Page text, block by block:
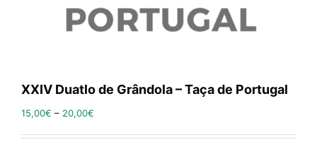
XXIV Duatlo de Grândola – Taça de Portugal
15,00€ – 20,00€